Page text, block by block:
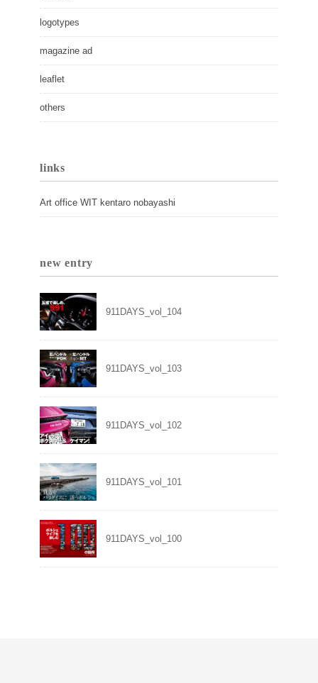
logotypes
magazine ad
leaflet
others
links
Art office WIT kentaro nobayashi
new entry
911DAYS_vol_104
911DAYS_vol_103
911DAYS_vol_102
911DAYS_vol_101
911DAYS_vol_100